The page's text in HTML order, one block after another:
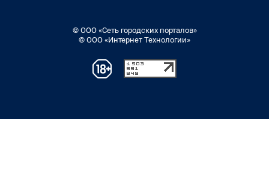
© ООО «Сеть городских порталов»
© ООО «Интернет Технологии»